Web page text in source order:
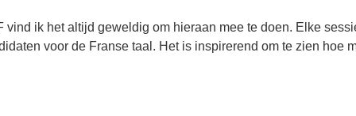
ik het altijd geweldig om hieraan mee te doen. Elke
voor de Franse taal. Het is inspirerend om te zien hoe